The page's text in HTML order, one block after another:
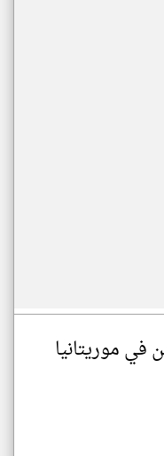
في موريتانيا